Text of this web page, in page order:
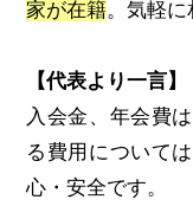
家が在籍。気軽に
【代表より一言】
入会金、年会費
る費用について
心・安全です。